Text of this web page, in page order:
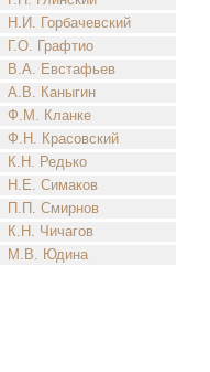
Н.И. Горбачевский
Г.О. Графтио
В.А. Евстафьев
А.В. Каныгин
Ф.М. Кланке
Ф.Н. Красовский
К.Н. Редько
Н.Е. Симаков
П.П. Смирнов
К.Н. Чичагов
М.В. Юдина